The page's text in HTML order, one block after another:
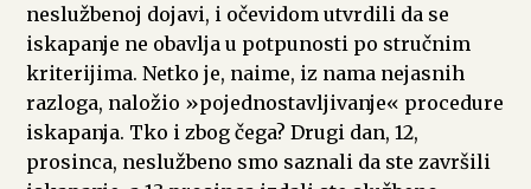
neslužbenoj dojavi, i očevidom utvrdili da se
iskapanje ne obavlja u potpunosti po stručnim
kriterijima. Netko je, naime, iz nama nejasnih
razloga, naložio »pojednostavljivanje« procedure
iskapanja. Tko i zbog čega? Drugi dan, 12,
prosinca, neslužbeno smo saznali da ste završili